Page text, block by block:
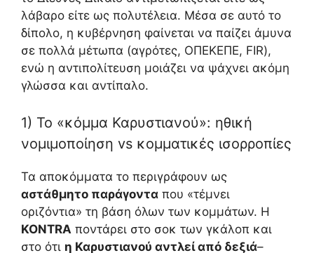
λάβαρο είτε ως πολυτέλεια. Μέσα σε αυτό το
δίπολο, η κυβέρνηση φαίνεται να παίζει άμυνα
σε πολλά μέτωπα (αγρότες, ΟΠΕΚΕΠΕ, FIR),
ενώ η αντιπολίτευση μοιάζει να ψάχνει ακόμη
γλώσσα και αντίπαλο.
1) Το «κόμμα Καρυστιανού»: ηθική
νομιμοποίηση vs κομματικές ισορροπίες
Τα αποκόμματα το περιγράφουν ως
αστάθμητο παράγοντα που «τέμνει
οριζόντια» τη βάση όλων των κομμάτων. Η
KONTRA ποντάρει στο σοκ των γκάλοπ και
στο ότι η Καρυστιανού αντλεί από δεξιά–